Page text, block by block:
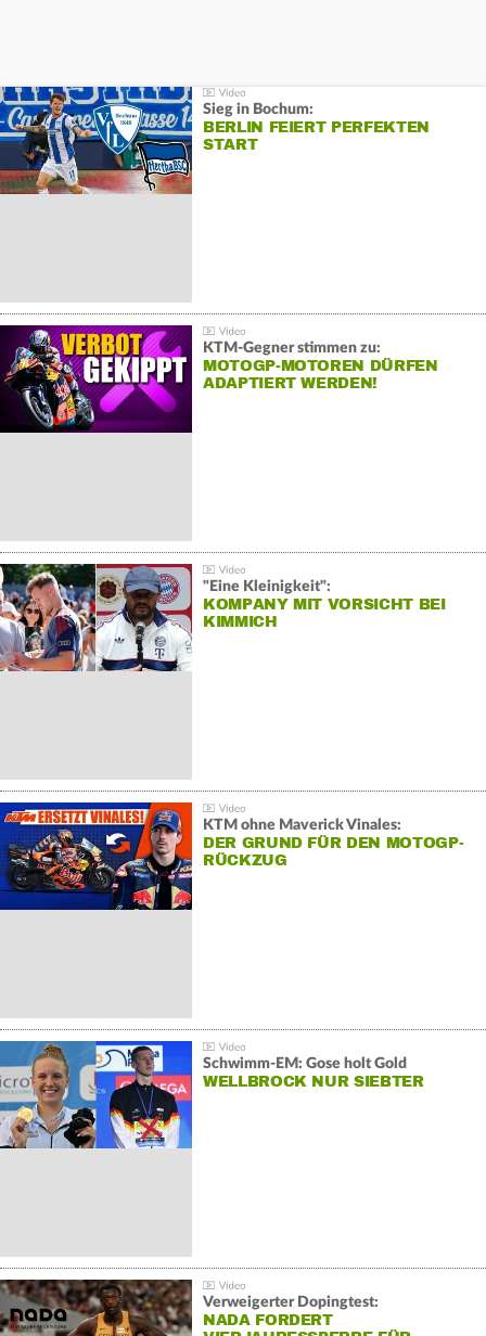
Sieg in Bochum:
BERLIN FEIERT PERFEKTEN
START
KTM-Gegner stimmen zu:
MOTOGP-MOTOREN DÜRFEN
ADAPTIERT WERDEN!
"Eine Kleinigkeit":
KOMPANY MIT VORSICHT BEI
KIMMICH
KTM ohne Maverick Vinales:
DER GRUND FÜR DEN MOTOGP-
RÜCKZUG
Schwimm-EM: Gose holt Gold
WELLBROCK NUR SIEBTER
Verweigerter Dopingtest:
NADA FORDERT